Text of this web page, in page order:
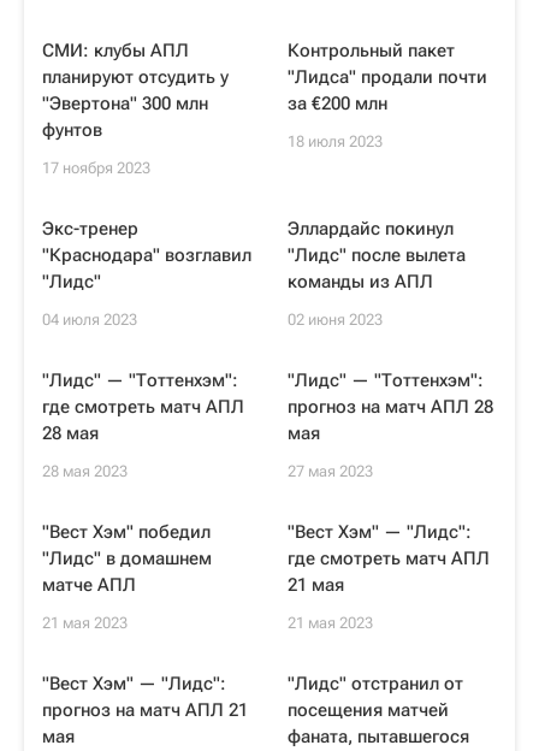
СМИ: клубы АПЛ
планируют отсудить у
"Эвертона" 300 млн
фунтов
17 ноября 2023
Контрольный пакет
"Лидса" продали почти
за €200 млн
18 июля 2023
Экс-тренер
"Краснодара" возглавил
"Лидс"
04 июля 2023
Эллардайс покинул
"Лидс" после вылета
команды из АПЛ
02 июня 2023
"Лидс" — "Тоттенхэм":
где смотреть матч АПЛ
28 мая
28 мая 2023
"Лидс" — "Тоттенхэм":
прогноз на матч АПЛ 28
мая
27 мая 2023
"Вест Хэм" победил
"Лидс" в домашнем
матче АПЛ
21 мая 2023
"Вест Хэм" — "Лидс":
где смотреть матч АПЛ
21 мая
21 мая 2023
"Вест Хэм" — "Лидс":
прогноз на матч АПЛ 21
мая
"Лидс" отстранил от
посещения матчей
фаната, пытавшегося